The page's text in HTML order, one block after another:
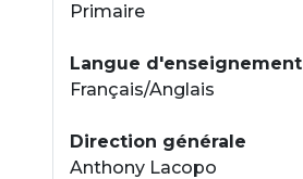
Primaire
Langue d'enseignement
Français/Anglais
Direction générale
Anthony Lacopo